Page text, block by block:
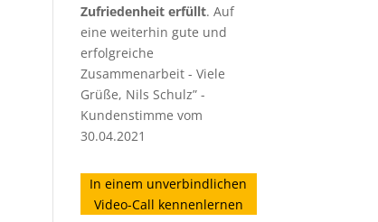
Zufriedenheit erfüllt. Auf
eine weiterhin gute und
erfolgreiche
Zusammenarbeit - Viele
Grüße, Nils Schulz” -
Kundenstimme vom
30.04.2021
In einem unverbindlichen
Video-Call kennenlernen